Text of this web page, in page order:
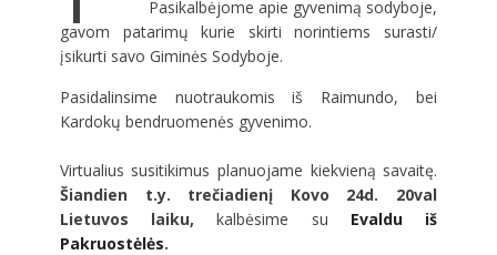
Pasikalbėjome apie gyvenimą sodyboje,
gavom patarimų kurie skirti norintiems surasti/
įsikurti savo Giminės Sodyboje.
Pasidalinsime nuotraukomis iš Raimundo, bei
Kardokų bendruomenės gyvenimo.
Virtualius susitikimus planuojame kiekvieną savaitę.
Šiandien t.y. trečiadienį Kovo 24d. 20val
Lietuvos laiku, kalbėsime su Evaldu iš
Pakruostėlės.